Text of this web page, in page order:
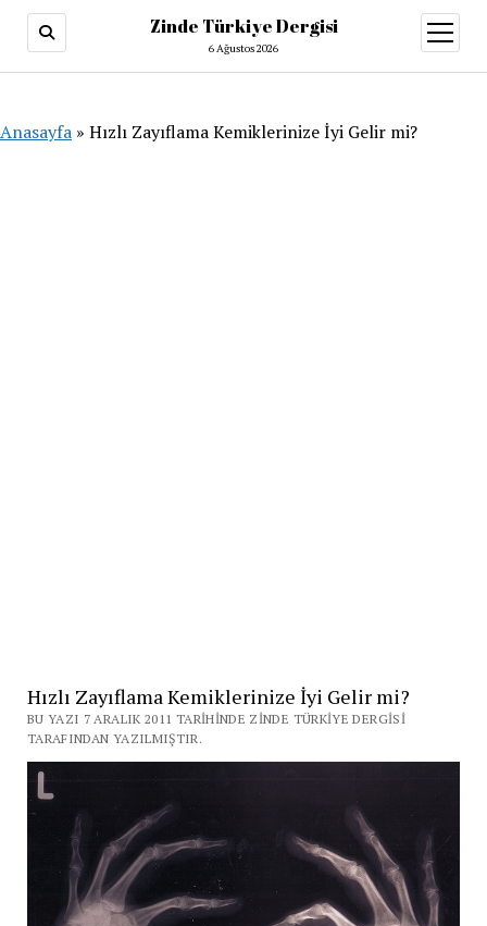
Zinde Türkiye Dergisi
6 Ağustos 2026
aç
Anasayfa » Hızlı Zayıflama Kemiklerinize İyi Gelir mi?
Hızlı Zayıflama Kemiklerinize İyi Gelir mi?
BU YAZI 7 ARALIK 2011 TARIHINDE ZINDE TÜRKIYE DERGISI
TARAFINDAN YAZILMIŞTIR.